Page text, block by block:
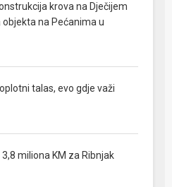
krova na Dječijem
objekta na Pećanima u
talas, evo gdje važi
miliona KM za Ribnjak